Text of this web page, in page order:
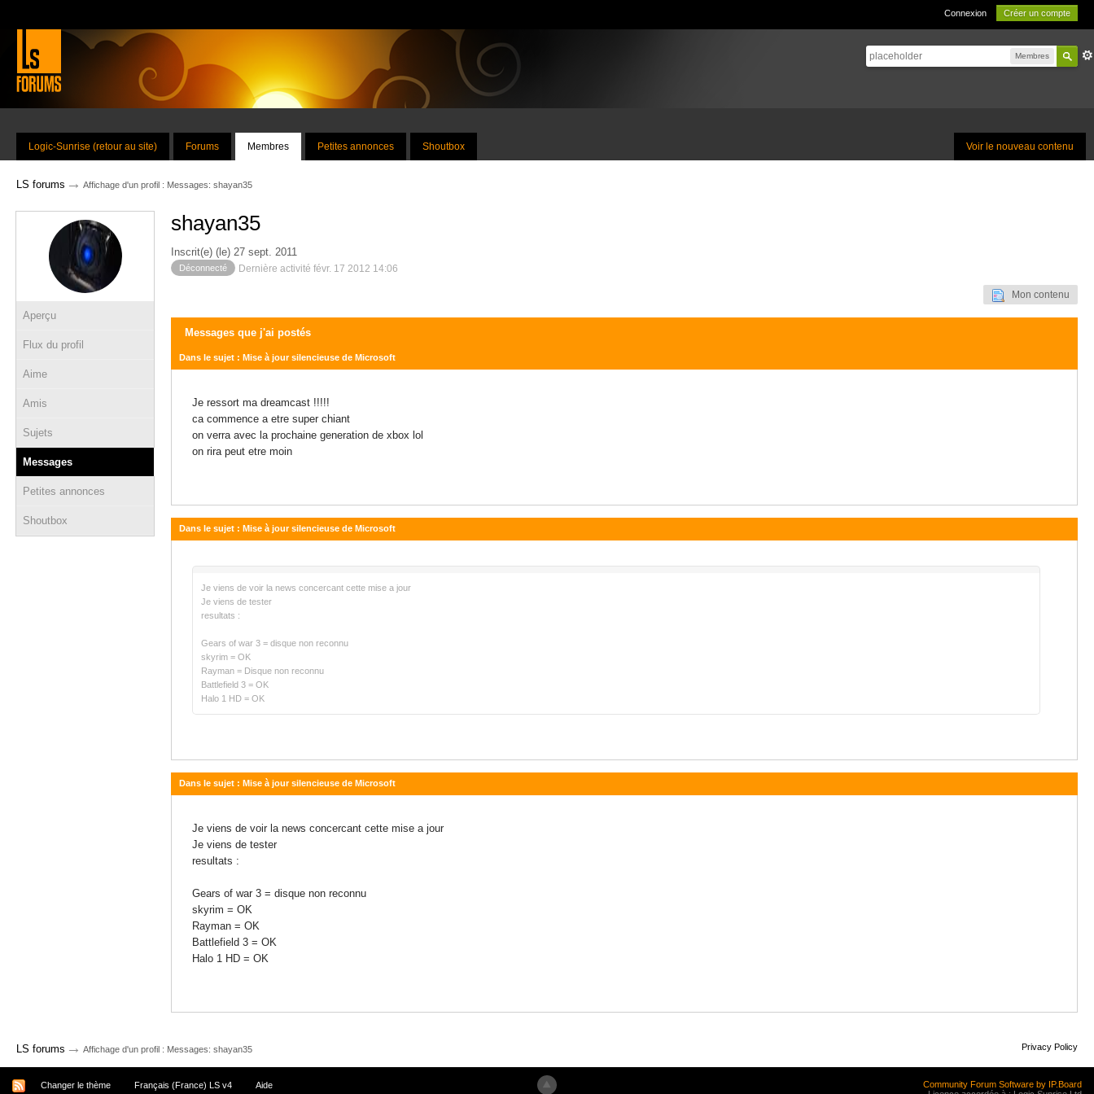
Connexion Créer un compte
Membres
Voir le nouveau contenu
Logic-Sunrise (retour au site) Forums Membres Petites annonces Shoutbox
LS forums → Affichage d'un profil : Messages: shayan35
Aperçu
Flux du profil
Aime
Amis
Sujets
Messages
Petites annonces
Shoutbox
shayan35
Inscrit(e) (le) 27 sept. 2011
Déconnecté Dernière activité févr. 17 2012 14:06
Mon contenu
Messages que j'ai postés
Dans le sujet : Mise à jour silencieuse de Microsoft
Je ressort ma dreamcast !!!!!
ca commence a etre super chiant
on verra avec la prochaine generation de xbox lol
on rira peut etre moin
Dans le sujet : Mise à jour silencieuse de Microsoft
Je viens de voir la news concercant cette mise a jour
Je viens de tester
resultats :
Gears of war 3 = disque non reconnu
skyrim = OK
Rayman = Disque non reconnu
Battlefield 3 = OK
Halo 1 HD = OK
Dans le sujet : Mise à jour silencieuse de Microsoft
Je viens de voir la news concercant cette mise a jour
Je viens de tester
resultats :
Gears of war 3 = disque non reconnu
skyrim = OK
Rayman = OK
Battlefield 3 = OK
Halo 1 HD = OK
LS forums → Affichage d'un profil : Messages: shayan35 Privacy Policy
Changer le thème Français (France) LS v4 Aide
Community Forum Software by IP.Board